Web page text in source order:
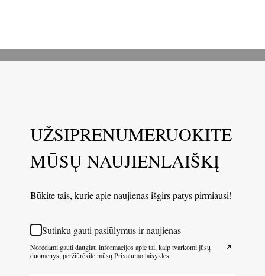
UŽSIPRENUMERUOKITE
MŪSŲ NAUJIENLAIŠKĮ
Būkite tais, kurie apie naujienas išgirs patys pirmiausi!
Sutinku gauti pasiūlymus ir naujienas
Norėdami gauti daugiau informacijos apie tai, kaip tvarkomi jūsų
duomenys, peržiūrėkite mūsų Privatumo taisykles